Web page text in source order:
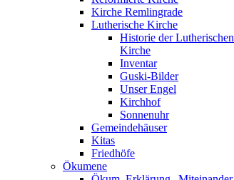
Kirche Remlingrade
Lutherische Kirche
Historie der Lutherischen
Kirche
Inventar
Guski-Bilder
Unser Engel
Kirchhof
Sonnenuhr
Gemeindehäuser
Kitas
Friedhöfe
Ökumene